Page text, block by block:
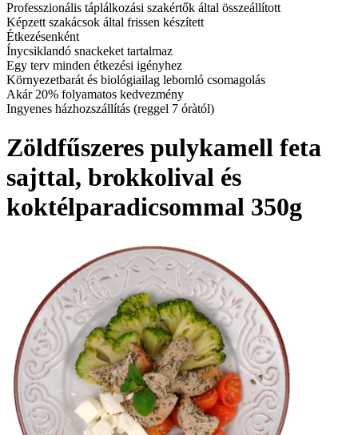
Professzionális táplálkozási szakértők által összeállított
Képzett szakácsok által frissen készített
Étkezésenként
Ínycsiklandó snackeket tartalmaz
Egy terv minden étkezési igényhez
Környezetbarát és biológiailag lebomló csomagolás
Akár 20% folyamatos kedvezmény
Ingyenes házhozszállítás (reggel 7 óràtól)
Zöldfűszeres pulykamell feta
sajttal, brokkolival és
koktélparadicsommal 350g